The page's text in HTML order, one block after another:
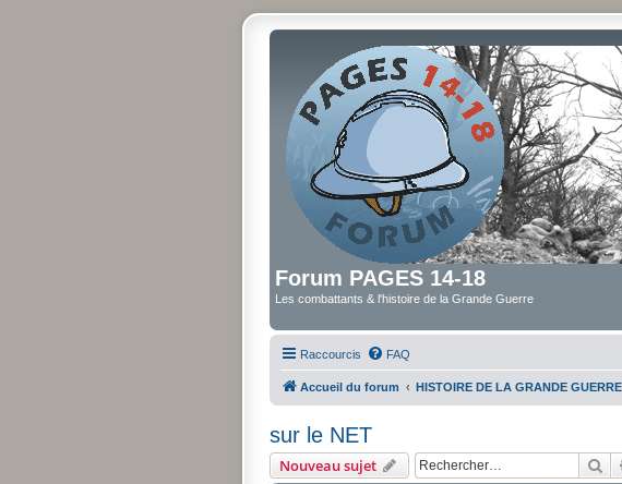
Forum PAGES 14-18
Les combattants & l'histoire de la Grande Guerre
Raccourcis FAQ
Accueil du forum HISTOIRE DE LA GRANDE GUERRE
sur le NET
Nouveau sujet